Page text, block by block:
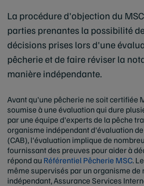
La procédure d'objection du
parties prenantes la possibilité
décisions prises lors d'une
pêcherie et de faire réviser la
manière indépendante.
Avant qu'une pêcherie ne soit certifiée
soumise à une évaluation qui dure
par une équipe d'experts de la pêche
organisme indépendant d'évaluation
(CAB), l'évaluation implique de
fournissant des preuves pour aider à
répond au Référentiel Pêcherie MSC.
même supervisés par un organisme
indépendant, Assurance Services